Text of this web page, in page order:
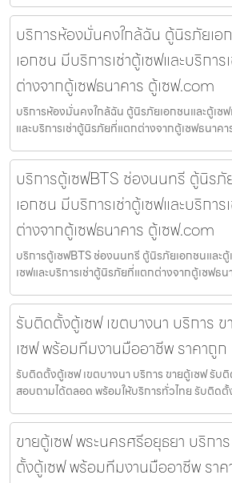
บริการห้องมั่นคงใกล้ฉัน ตู้นิรภัยเอ
เอกชน มีบริการเช่าตู้เซฟและบริกา
ต่างจากตู้เซฟธนาคาร ตู้เซฟ.com
บริการห้องมั่นคงใกล้ฉัน ตู้นิรภัยเอกชนและตู้เซ
และบริการเช่าตู้นิรภัยที่แตกต่างจากตู้เซฟธนาคา
บริการตู้เซฟBTS ช่องนนทรี ตู้นิรภั
เอกชน มีบริการเช่าตู้เซฟและบริกา
ต่างจากตู้เซฟธนาคาร ตู้เซฟ.com
บริการตู้เซฟBTS ช่องนนทรี ตู้นิรภัยเอกชนและตู้
เซฟและบริการเช่าตู้นิรภัยที่แตกต่างจากตู้เซฟธน
รับติดตั้งตู้เซฟ เขตบางนา บริการ
เซฟ พร้อมทีมงานมืออาชีพ ราคาถูก
รับติดตั้งตู้เซฟ เขตบางนา บริการ ขายตู้เซฟ รั
สอบถามได้ตลอด พร้อมให้บริการทั่วไทย รับติดตั้
ขายตู้เซฟ พระนครศรีอยุธยา บริกา
ตั้งตู้เซฟ พร้อมทีมงานมืออาชีพ รา